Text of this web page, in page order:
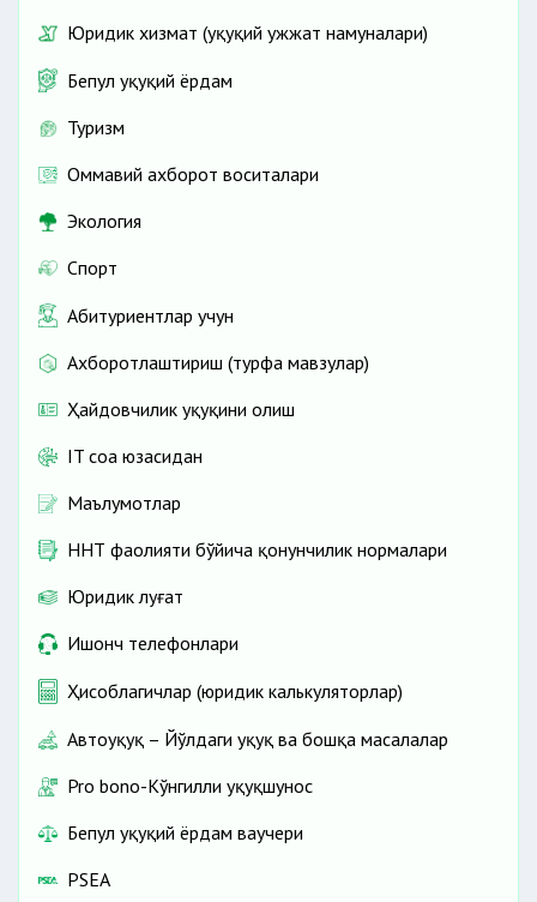
Юридик хизмат (ҳуқуқий ҳужжат намуналари)
Бепул ҳуқуқий ёрдам
Туризм
Оммавий ахборот воситалари
Экология
Спорт
Абитуриентлар учун
Ахборотлаштириш (турфа мавзулар)
Ҳайдовчилик ҳуқуқини олиш
IT соҳа юзасидан
Маълумотлар
ННТ фаолияти бўйича қонунчилик нормалари
Юридик луғат
Ишонч телефонлари
Ҳисоблагичлар (юридик калькуляторлар)
Автоҳуқуқ – Йўлдаги ҳуқуқ ва бошқа масалалар
Pro bono-Кўнгилли ҳуқуқшунос
Бепул ҳуқуқий ёрдам ваучери
PSEA